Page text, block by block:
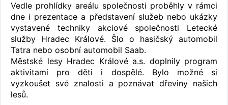
Vedle prohlídky areálu společnosti proběhly v rámci
dne i prezentace a představení služeb nebo ukázky
vystavené techniky akciové společnosti Letecké
služby Hradec Králové. Šlo o hasičský automobil
Tatra nebo osobní automobil Saab.
Městské lesy Hradec Králové a.s. doplnily program
aktivitami pro děti i dospělé. Bylo možné si
vyzkoušet své znalosti a poznávat dřeviny našich
lesů.